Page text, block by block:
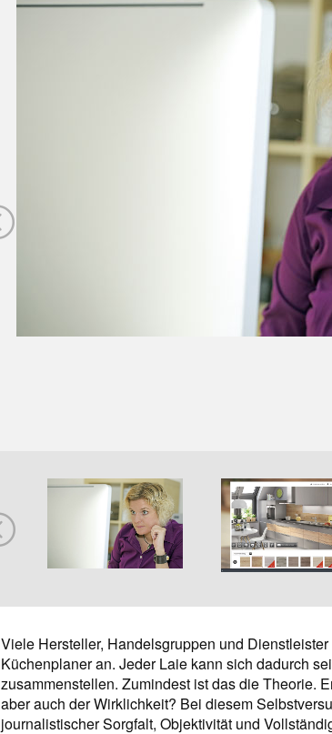
Viele Hersteller, Handelsgruppen und
Küchenplaner an. Jeder Laie kann sich dadurch
zusammenstellen. Zumindest ist das die Theorie.
aber auch der Wirklichkeit? Bei diesem
journalistischer Sorgfalt, Objektivität und